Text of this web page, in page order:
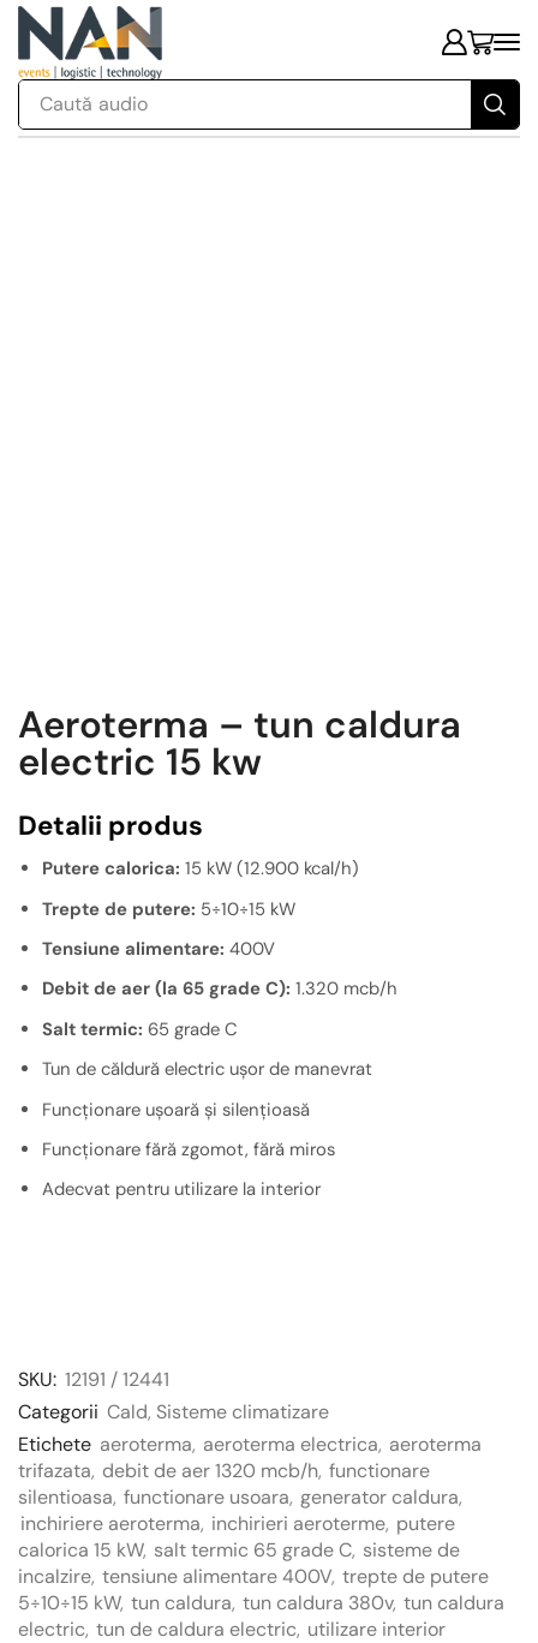
Caută audio
Aeroterma – tun caldura
electric 15 kw
Detalii produs
Putere calorica: 15 kW (12.900 kcal/h)
Trepte de putere: 5÷10÷15 kW
Tensiune alimentare: 400V
Debit de aer (la 65 grade C): 1.320 mcb/h
Salt termic: 65 grade C
Tun de căldură electric ușor de manevrat
Funcționare ușoară și silențioasă
Funcționare fără zgomot, fără miros
Adecvat pentru utilizare la interior
SKU: 12191 / 12441
Categorii Cald, Sisteme climatizare
Etichete aeroterma, aeroterma electrica, aeroterma
trifazata, debit de aer 1320 mcb/h, functionare
silentioasa, functionare usoara, generator caldura,
inchiriere aeroterma, inchirieri aeroterme, putere
calorica 15 kW, salt termic 65 grade C, sisteme de
incalzire, tensiune alimentare 400V, trepte de putere
5÷10÷15 kW, tun caldura, tun caldura 380v, tun caldura
electric, tun de caldura electric, utilizare interior